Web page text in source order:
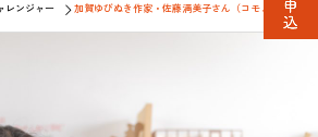
レンジャー 加賀ゆびぬき作家・佐藤満美子さん（コモノヤ）